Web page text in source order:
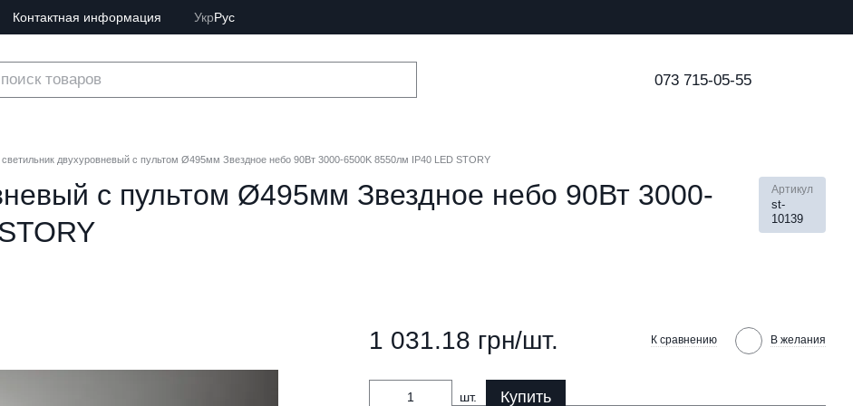
Контактная информация УкрРус
073 715-05-55
светильник двухуровневый с пультом Ø495мм Звездное небо 90Вт 3000-6500K 8550лм IP40 LED STORY
с пультом Ø495мм Звездное небо 90Вт 3000-
Артикул
st-
10139
1 031.18 грн/шт. К сравнению В желания
шт. Купить